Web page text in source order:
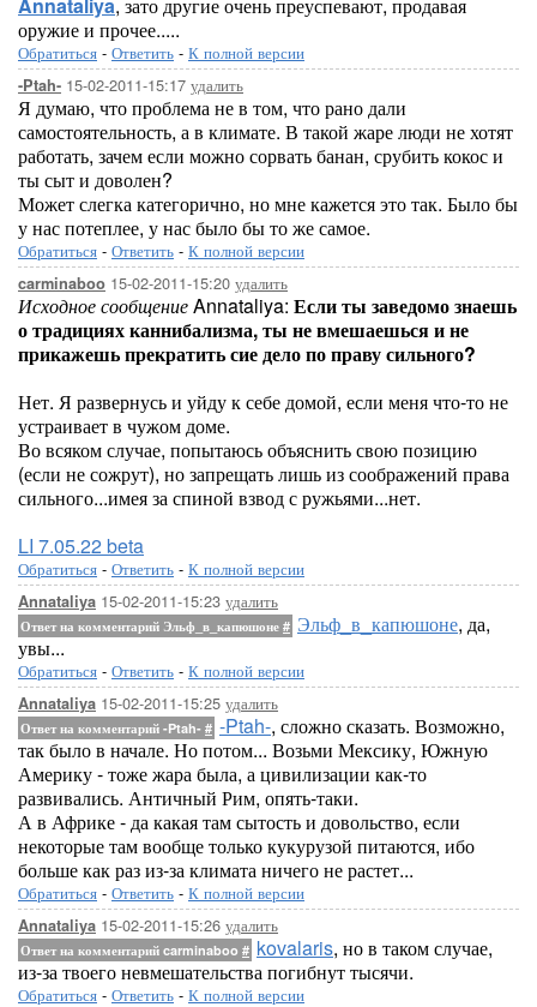
оружие и прочее.....
Обратиться - Ответить - К полной версии
-Ptah- 15-02-2011-15:17 удалить
Я думаю, что проблема не в том, что рано дали
самостоятельность, а в климате. В такой жаре люди не хотят
работать, зачем если можно сорвать банан, срубить кокос и
ты сыт и доволен?
Может слегка категорично, но мне кажется это так. Было бы
у нас потеплее, у нас было бы то же самое.
Обратиться - Ответить - К полной версии
carminaboo 15-02-2011-15:20 удалить
Исходное сообщениеAnnataliya: Если ты заведомо знаешь
о традициях каннибализма, ты не вмешаешься и не
прикажешь прекратить сие дело по праву сильного?
Нет. Я развернусь и уйду к себе домой, если меня что-то не
устраивает в чужом доме.
Во всяком случае, попытаюсь объяснить свою позицию
(если не сожрут), но запрещать лишь из соображений права
сильного...имея за спиной взвод с ружьями...нет.
LI 7.05.22 beta
Обратиться - Ответить - К полной версии
Annataliya 15-02-2011-15:23 удалить
Ответ на комментарий Эльф_в_капюшоне # Эльф_в_капюшоне, да,
увы...
Обратиться - Ответить - К полной версии
Annataliya 15-02-2011-15:25 удалить
Ответ на комментарий -Ptah- # -Ptah-, сложно сказать. Возможно,
так было в начале. Но потом... Возьми Мексику, Южную
Америку - тоже жара была, а цивилизации как-то
развивались. Античный Рим, опять-таки.
А в Африке - да какая там сытость и довольство, если
некоторые там вообще только кукурузой питаются, ибо
больше как раз из-за климата ничего не растет...
Обратиться - Ответить - К полной версии
Annataliya 15-02-2011-15:26 удалить
Ответ на комментарий carminaboo # kovalaris, но в таком случае,
из-за твоего невмешательства погибнут тысячи.
Обратиться - Ответить - К полной версии